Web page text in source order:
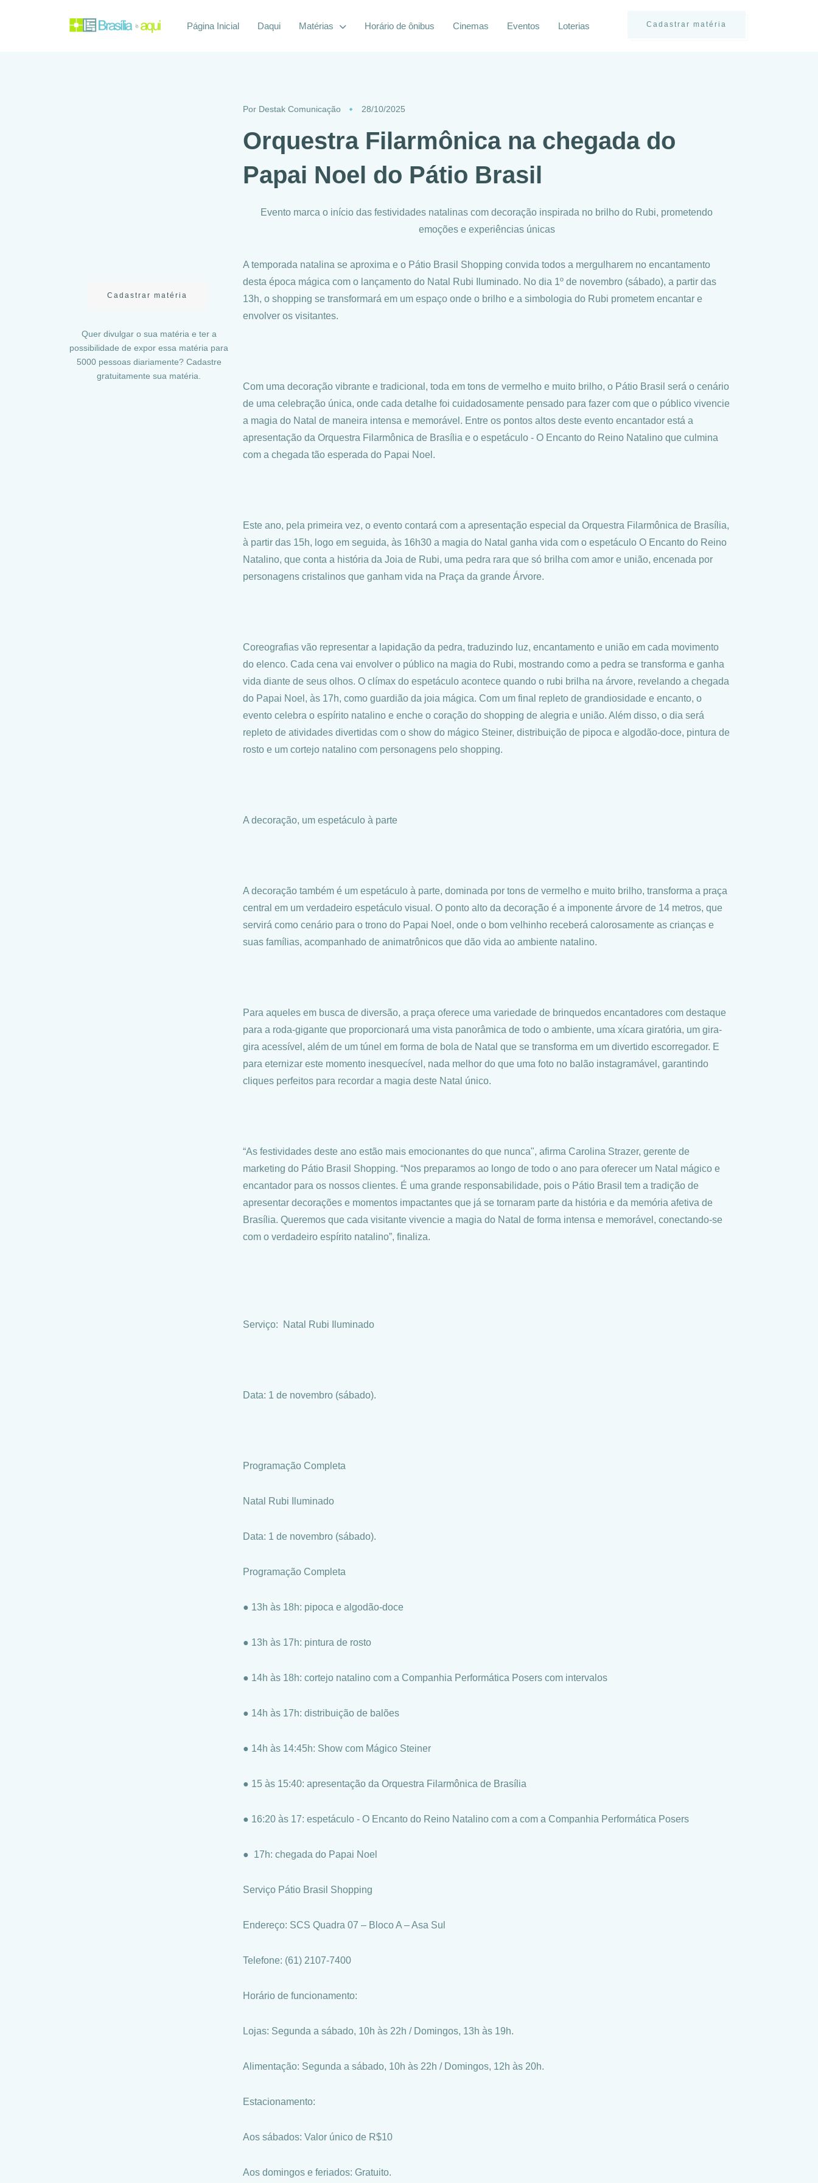
Cadastrar matéria
Página Inicial Daqui Matérias Horário de ônibus Cinemas Eventos Loterias
Por Destak Comunicação 28/10/2025
Orquestra Filarmônica na chegada do
Papai Noel do Pátio Brasil
Evento marca o início das festividades natalinas com decoração inspirada no brilho do Rubi, prometendo
emoções e experiências únicas
A temporada natalina se aproxima e o Pátio Brasil Shopping convida todos a mergulharem no encantamento
desta época mágica com o lançamento do Natal Rubi Iluminado. No dia 1º de novembro (sábado), a partir das
13h, o shopping se transformará em um espaço onde o brilho e a simbologia do Rubi prometem encantar e
envolver os visitantes.
Com uma decoração vibrante e tradicional, toda em tons de vermelho e muito brilho, o Pátio Brasil será o cenário
de uma celebração única, onde cada detalhe foi cuidadosamente pensado para fazer com que o público vivencie
a magia do Natal de maneira intensa e memorável. Entre os pontos altos deste evento encantador está a
apresentação da Orquestra Filarmônica de Brasília e o espetáculo - O Encanto do Reino Natalino que culmina
com a chegada tão esperada do Papai Noel.
Este ano, pela primeira vez, o evento contará com a apresentação especial da Orquestra Filarmônica de Brasília,
à partir das 15h, logo em seguida, às 16h30 a magia do Natal ganha vida com o espetáculo O Encanto do Reino
Natalino, que conta a história da Joia de Rubi, uma pedra rara que só brilha com amor e união, encenada por
personagens cristalinos que ganham vida na Praça da grande Árvore.
Coreografias vão representar a lapidação da pedra, traduzindo luz, encantamento e união em cada movimento
do elenco. Cada cena vai envolver o público na magia do Rubi, mostrando como a pedra se transforma e ganha
vida diante de seus olhos. O clímax do espetáculo acontece quando o rubi brilha na árvore, revelando a chegada
do Papai Noel, às 17h, como guardião da joia mágica. Com um final repleto de grandiosidade e encanto, o
evento celebra o espírito natalino e enche o coração do shopping de alegria e união. Além disso, o dia será
repleto de atividades divertidas com o show do mágico Steiner, distribuição de pipoca e algodão-doce, pintura de
rosto e um cortejo natalino com personagens pelo shopping.
A decoração, um espetáculo à parte
A decoração também é um espetáculo à parte, dominada por tons de vermelho e muito brilho, transforma a praça
central em um verdadeiro espetáculo visual. O ponto alto da decoração é a imponente árvore de 14 metros, que
servirá como cenário para o trono do Papai Noel, onde o bom velhinho receberá calorosamente as crianças e
suas famílias, acompanhado de animatrônicos que dão vida ao ambiente natalino.
Para aqueles em busca de diversão, a praça oferece uma variedade de brinquedos encantadores com destaque
para a roda-gigante que proporcionará uma vista panorâmica de todo o ambiente, uma xícara giratória, um gira-
gira acessível, além de um túnel em forma de bola de Natal que se transforma em um divertido escorregador. E
para eternizar este momento inesquecível, nada melhor do que uma foto no balão instagramável, garantindo
cliques perfeitos para recordar a magia deste Natal único.
“As festividades deste ano estão mais emocionantes do que nunca", afirma Carolina Strazer, gerente de
marketing do Pátio Brasil Shopping. “Nos preparamos ao longo de todo o ano para oferecer um Natal mágico e
encantador para os nossos clientes. É uma grande responsabilidade, pois o Pátio Brasil tem a tradição de
apresentar decorações e momentos impactantes que já se tornaram parte da história e da memória afetiva de
Brasília. Queremos que cada visitante vivencie a magia do Natal de forma intensa e memorável, conectando-se
com o verdadeiro espírito natalino”, finaliza.
Serviço: Natal Rubi Iluminado
Data: 1 de novembro (sábado).
Programação Completa
Natal Rubi Iluminado
Data: 1 de novembro (sábado).
Programação Completa
● 13h às 18h: pipoca e algodão-doce
● 13h às 17h: pintura de rosto
● 14h às 18h: cortejo natalino com a Companhia Performática Posers com intervalos
● 14h às 17h: distribuição de balões
● 14h às 14:45h: Show com Mágico Steiner
● 15 às 15:40: apresentação da Orquestra Filarmônica de Brasília
● 16:20 às 17: espetáculo - O Encanto do Reino Natalino com a com a Companhia Performática Posers
● 17h: chegada do Papai Noel
Serviço Pátio Brasil Shopping
Endereço: SCS Quadra 07 – Bloco A – Asa Sul
Telefone: (61) 2107-7400
Horário de funcionamento:
Lojas: Segunda a sábado, 10h às 22h / Domingos, 13h às 19h.
Alimentação: Segunda a sábado, 10h às 22h / Domingos, 12h às 20h.
Estacionamento:
Aos sábados: Valor único de R$10
Aos domingos e feriados: Gratuito.
Cadastrar matéria
Quer divulgar o sua matéria e ter a
possibilidade de expor essa matéria para
5000 pessoas diariamente? Cadastre
gratuitamente sua matéria.